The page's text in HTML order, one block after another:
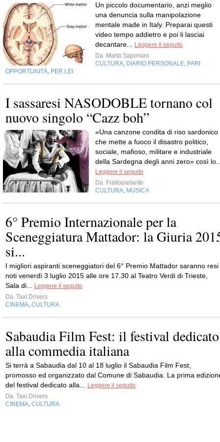
Un piccolo documentario, anzi meglio
una denuncia sulla manipolazione
mentale made in Italy. Preparai questi
video tempo addietro e poi li lasciai
decantare...
Leggere il seguito
Da Marta Saponaro
CULTURA DIARIO PERSONALE PARI
OPPORTUNITÀ PER LEI
I sassaresi NASODOBLE tornano col
nuovo singolo “Cazz boh”
«Una canzone condita di riso sardonico
che mette a fuoco il disastro politico,
sociale, mafioso, militare e industriale
della Sardegna degli anni zero» così
Leggere il seguito
Da Fraltoparlante
CULTURA MUSICA
6° Premio Internazionale per la
Sceneggiatura Mattador: la Giuria
si...
I migliori aspiranti sceneggiatori del 6° Premio Mattador saranno resi
noti venerdì 3 luglio 2015 alle ore 17.30 al Teatro Verdi di Trieste,
Sala di...
Leggere il seguito
Da Taxi Drivers
CINEMA CULTURA
Sabaudia Film Fest: il festival dedicato
alla commedia italiana
Si terrà a Sabaudia dal 10 al 18 luglio il Sabaudia Film Fest,
promosso ed organizzato dal Comune di Sabaudia. La prima
del festival dedicato alla...
Leggere il seguito
Da Taxi Drivers
CINEMA CULTURA